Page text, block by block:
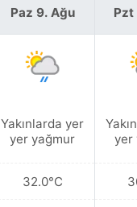
Paz 9. Ağu
Yakınlarda yer
yer yağmur
32.0°C
Pzt
yer